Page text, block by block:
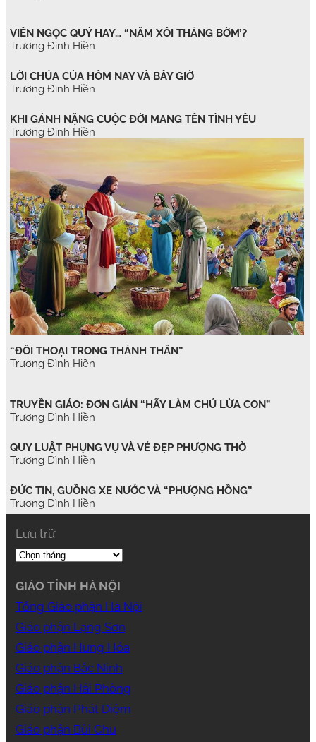
VIÊN NGỌC QUÝ HAY… “NẮM XÔI THẰNG BỜM’?
Trương Đình Hiền
LỜI CHÚA CỦA HÔM NAY VÀ BÂY GIỜ
Trương Đình Hiền
KHI GÁNH NẶNG CUỘC ĐỜI MANG TÊN TÌNH YÊU
Trương Đình Hiền
“ĐỐI THOẠI TRONG THÁNH THẦN”
Trương Đình Hiền
TRUYỀN GIÁO: ĐƠN GIẢN “HÃY LÀM CHÚ LỪA CON”
Trương Đình Hiền
QUY LUẬT PHỤNG VỤ VÀ VẺ ĐẸP PHƯỢNG THỜ
Trương Đình Hiền
ĐỨC TIN, GUỒNG XE NƯỚC VÀ “PHƯỢNG HỒNG”
Trương Đình Hiền
Lưu trữ
GIÁO TỈNH HÀ NỘI
Tổng Giáo phận Hà Nội
Giáo phận Lạng Sơn
Giáo phận Hưng Hóa
Giáo phận Bắc Ninh
Giáo phận Hải Phòng
Giáo phận Phát Diệm
Giáo phận Bùi Chu